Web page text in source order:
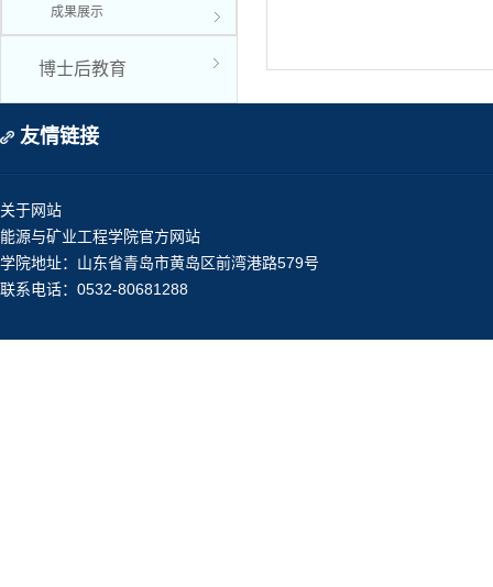
成果展示
博士后教育
友情链接
关于网站
能源与矿业工程学院官方网站
学院地址：山东省青岛市黄岛区前湾港路579号
联系电话：0532-80681288